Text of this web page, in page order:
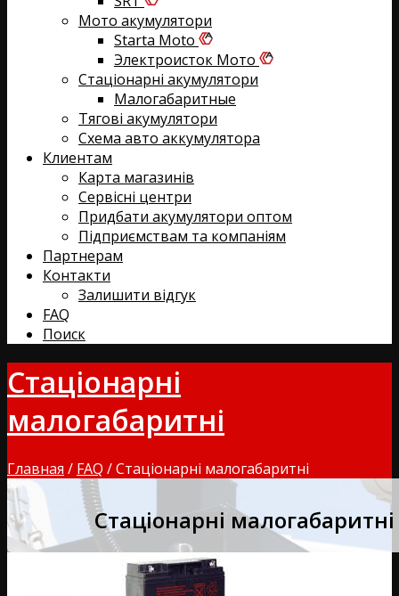
Мото акумулятори
Starta Moto
Электроисток Мото
Стаціонарні акумулятори
Малогабаритные
Тягові акумулятори
Схема авто аккумулятора
Клиентам
Карта магазинів
Сервісні центри
Придбати акумулятори оптом
Підприємствам та компаніям
Партнерам
Контакти
Залишити відгук
FAQ
Поиск
Стаціонарні
малогабаритні
Главная / FAQ /Стаціонарні малогабаритні
Стаціонарні